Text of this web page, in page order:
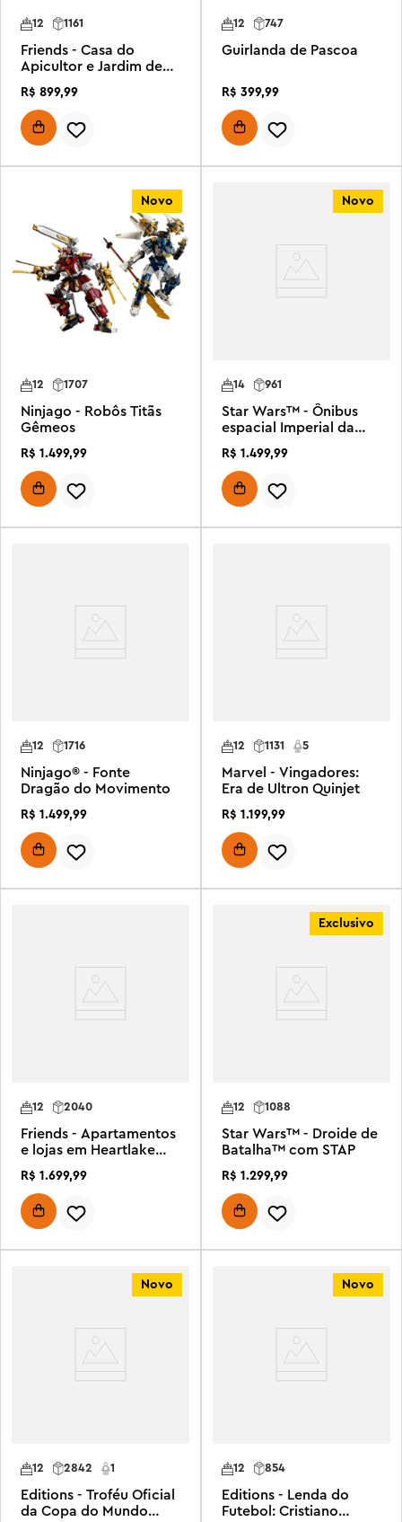
12 1161
Friends - Casa do
Apicultor e Jardim de
R$ 899,99
747
12
Guirlanda de Pascoa
R$ 399,99
Novo
12 1707
Ninjago - Robôs Titãs
Gêmeos
R$ 1 .499,99
Novo
14 961
Star Wars™ - Ônibus
espacial Imperial da
R$ 1 .499,99
1716
12
Ninjago® - Fonte
Dragão do Movimento
R$ 1 .499,99
12 1131 5
Marvel - Vingadores:
Era de Ultron Quinjet
R$ 1 .199,99
12 2040
Friends - Apartamentos
e lojas em Heartlake
R$ 1 .699,99
Exclusivo
12 1088
Star Wars™ - Droide de
Batalha™ com STAP
R$ 1 .299,99
Novo
1
2842
12
Editions - Troféu Oficial
da Copa do Mundo
Novo
12 854
Editions - Lenda do
Futebol: Cristiano